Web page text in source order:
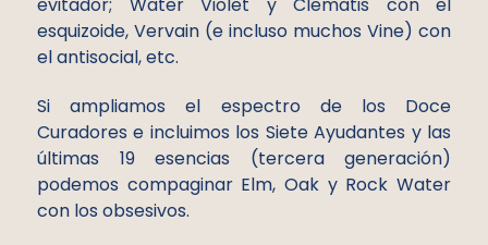
esquizoide, Vervain (e incluso muchos Vine) con
el antisocial, etc.
Si ampliamos el espectro de los Doce
Curadores e incluimos los Siete Ayudantes y las
últimas 19 esencias (tercera generación)
podemos compaginar Elm, Oak y Rock Water
con los obsesivos.